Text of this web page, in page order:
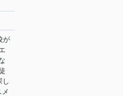
が
し